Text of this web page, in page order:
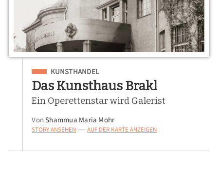
Eingeordnet unter
KUNSTHANDEL
Das Kunsthaus Brakl
Ein Operettenstar wird Galerist
VonShammua Maria Mohr
STORY ANSEHEN — AUF DER KARTE ANZEIGEN